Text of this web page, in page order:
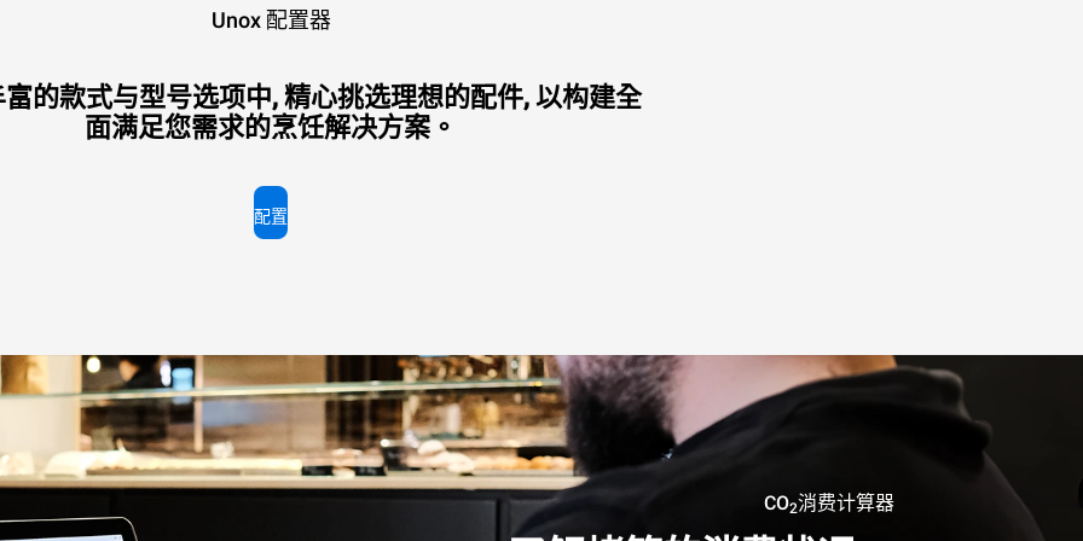
Unox 配置器
的款式与型号选项中, 精心挑选理想的配件, 以构建全
面满足您需求的烹饪解决方案。
配置
CO2消费计算器